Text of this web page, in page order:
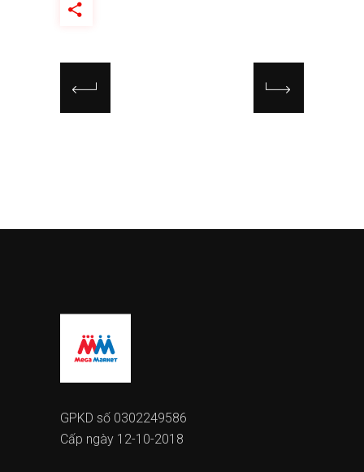
GPKD số 0302249586
Cấp ngày 12-10-2018